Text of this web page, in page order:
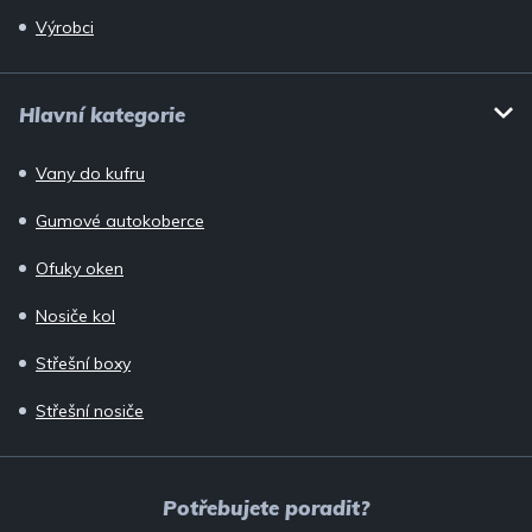
Výrobci
Hlavní kategorie
Vany do kufru
Gumové autokoberce
Ofuky oken
Nosiče kol
Střešní boxy
Střešní nosiče
Potřebujete poradit?